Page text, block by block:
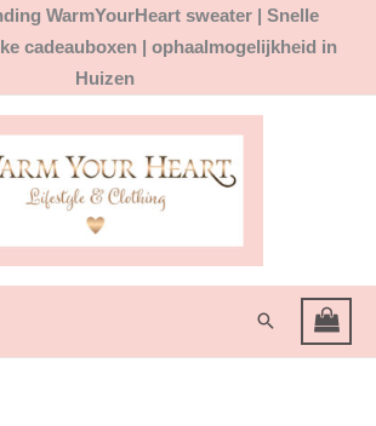
WarmYourHeart sweater | Snelle
cadeauboxen | ophaalmogelijkheid in
Huizen
Zoeken